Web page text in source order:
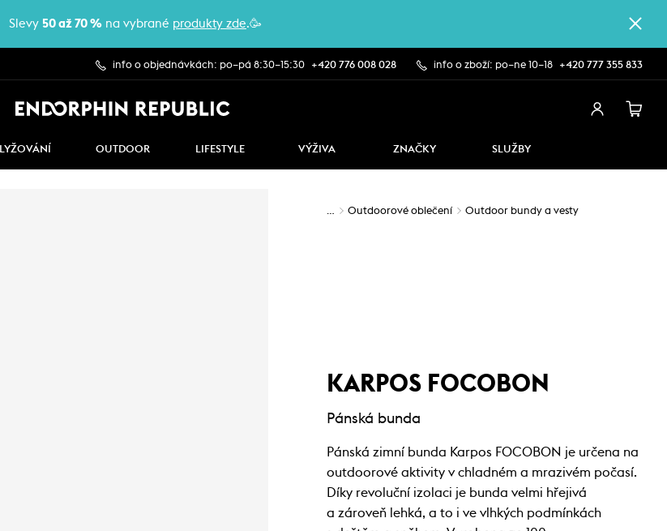
Slevy 50 až 70 % na vybrané produkty zde.🥳
info o objednávkách: po–pá 8:30–15:30 +420 776 008 028 info o zboží: po–ne 10–18 +420 777 355 833
LYŽOVÁNÍ OUTDOOR LIFESTYLE VÝŽIVA ZNAČKY SLUŽBY
… Outdoorové oblečení Outdoor bundy a vesty
KARPOS FOCOBON
Pánská bunda
Pánská zimní bunda Karpos FOCOBON je určena na
outdoorové aktivity v chladném a mrazivém počasí.
Díky revoluční izolaci je bunda velmi hřejivá
a zároveň lehká, a to i ve vlhkých podmínkách